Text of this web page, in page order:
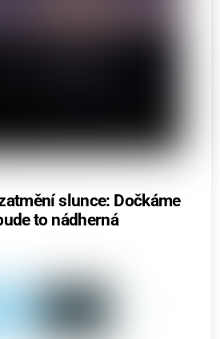
slunce: Dočkáme
to nádherná